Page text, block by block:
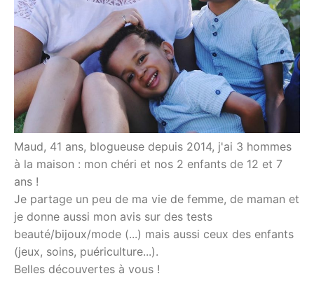
Maud, 41 ans, blogueuse depuis 2014, j'ai 3 hommes
à la maison : mon chéri et nos 2 enfants de 12 et 7
ans !
Je partage un peu de ma vie de femme, de maman et
je donne aussi mon avis sur des tests
beauté/bijoux/mode (...) mais aussi ceux des enfants
(jeux, soins, puériculture...).
Belles découvertes à vous !